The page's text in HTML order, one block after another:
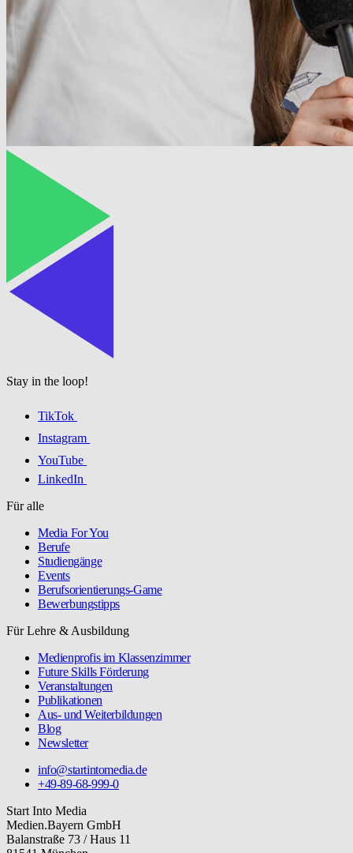
Stay in the loop!
TikTok
Instagram
YouTube
LinkedIn
Für alle
Media For You
Berufe
Studiengänge
Events
Berufsorientierungs-Game
Bewerbungstipps
Für Lehre & Ausbildung
Medienprofis im Klassenzimmer
Future Skills Förderung
Veranstaltungen
Publikationen
Aus- und Weiterbildungen
Blog
Newsletter
info@startintomedia.de
+49-89-68-999-0
Start Into Media
Medien.Bayern GmbH
Balanstraße 73 / Haus 11